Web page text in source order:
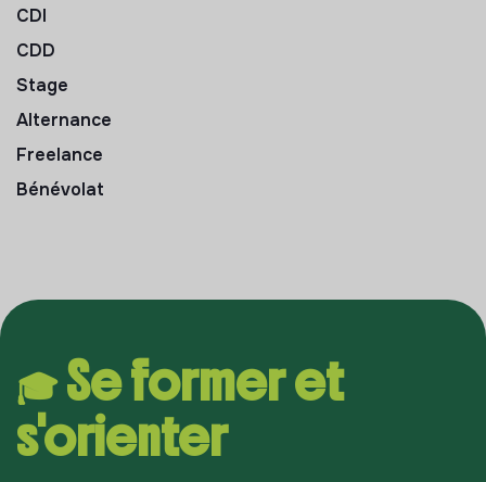
CDI
CDD
Stage
Alternance
Freelance
Bénévolat
🎓 Se former et
s'orienter